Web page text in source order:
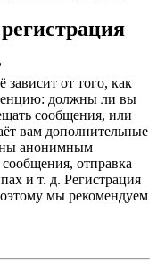
от того, как
должны ли вы
сообщения, или
вам дополнительные
анонимным
отправка
и т. д. Регистрация
мы рекомендуем